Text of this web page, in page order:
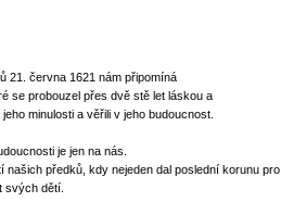
21. června 1621 nám připomíná
se probouzel přes dvě stě let láskou a
minulosti a věřili v jeho budoucnost.
je jen na nás.
předků, kdy nejeden dal poslední korunu pro
svých dětí.